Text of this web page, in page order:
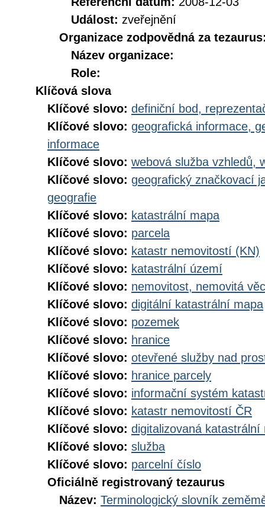
Událost: zveřejnění
Organizace zodpovědná za
Název organizace:
Role:
Klíčová slova
Klíčové slovo: definiční bod,
Klíčové slovo: geografická informace,
informace
Klíčové slovo: webová služba vzhledů,
Klíčové slovo: geografický značkovací
geografie
Klíčové slovo: katastrální mapa
Klíčové slovo: parcela
Klíčové slovo: katastr nemovitostí (KN)
Klíčové slovo: katastrální území
Klíčové slovo: nemovitost, nemovitá věc
Klíčové slovo: digitální katastrální mapa
Klíčové slovo: pozemek
Klíčové slovo: hranice
Klíčové slovo: otevřené služby nad
Klíčové slovo: hranice parcely
Klíčové slovo: informační systém
Klíčové slovo: katastr nemovitostí ČR
Klíčové slovo: digitalizovaná katastrální
Klíčové slovo: služba
Klíčové slovo: parcelní číslo
Oficiálně registrovaný tezaurus
Název: Terminologický slovník